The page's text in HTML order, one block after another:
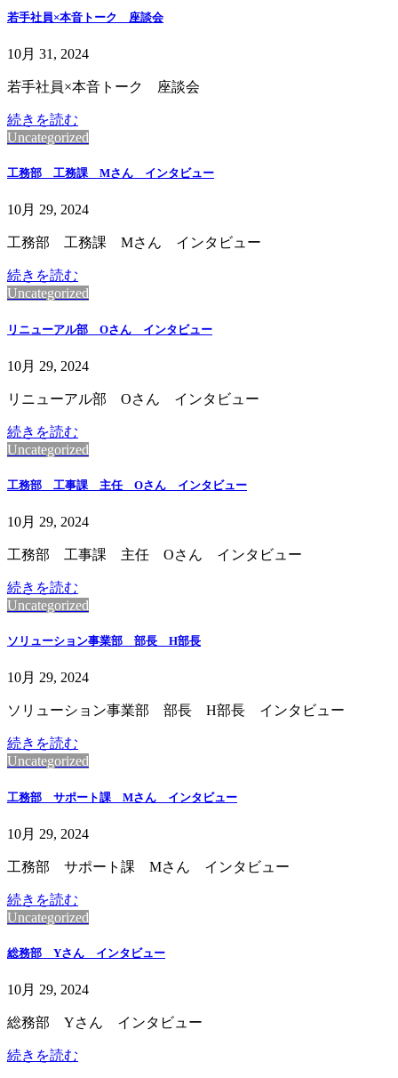
若手社員×本音トーク 座談会
10月 31, 2024
若手社員×本音トーク 座談会
続きを読む
Uncategorized
工務部 工務課 Mさん インタビュー
10月 29, 2024
工務部 工務課 Mさん インタビュー
続きを読む
Uncategorized
リニューアル部 Oさん インタビュー
10月 29, 2024
リニューアル部 Oさん インタビュー
続きを読む
Uncategorized
工務部 工事課 主任 Oさん インタビュー
10月 29, 2024
工務部 工事課 主任 Oさん インタビュー
続きを読む
Uncategorized
ソリューション事業部 部長 H部長
10月 29, 2024
ソリューション事業部 部長 H部長 インタビュー
続きを読む
Uncategorized
工務部 サポート課 Mさん インタビュー
10月 29, 2024
工務部 サポート課 Mさん インタビュー
続きを読む
Uncategorized
総務部 Yさん インタビュー
10月 29, 2024
総務部 Yさん インタビュー
続きを読む